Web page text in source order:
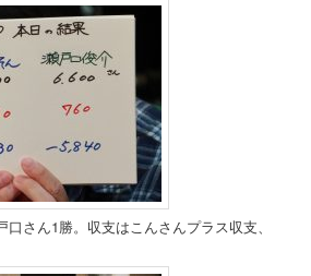
さん1勝。収支はこんさんプラス収支、